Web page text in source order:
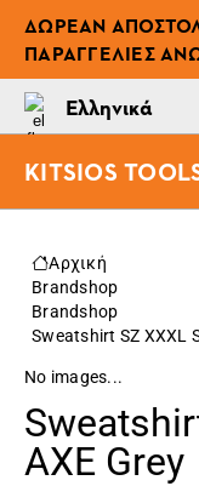
ΔΩΡΕΆΝ
ΠΑΡΑΓΓΕΛΊΕΣ
Ελληνικά
KITSIOS
Αρχική
Brandshop
Brandshop
Sweatshirt SZ XXXL
No images...
AXE Grey